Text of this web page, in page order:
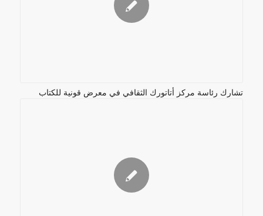
تشارك رئاسة مركز أتاتورك الثقافي في معرض قونية للكتاب